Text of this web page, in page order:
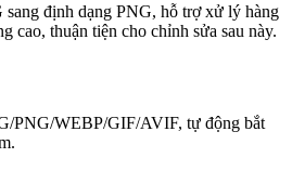
sang định dạng PNG, hỗ trợ xử lý hàng
cao, thuận tiện cho chỉnh sửa sau này.
PNG/WEBP/GIF/AVIF, tự động bắt